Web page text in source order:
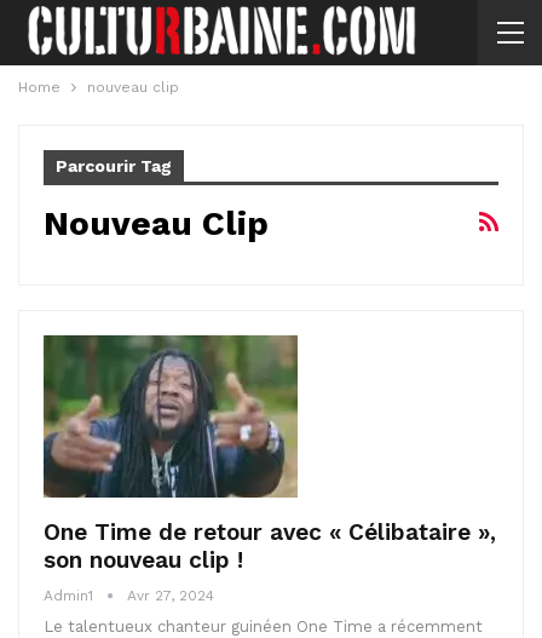
Home nouveau clip
Parcourir Tag
Nouveau Clip
One Time de retour avec « Célibataire »,
son nouveau clip !
Admin1 Avr 27, 2024
Le talentueux chanteur guinéen One Time a récemment